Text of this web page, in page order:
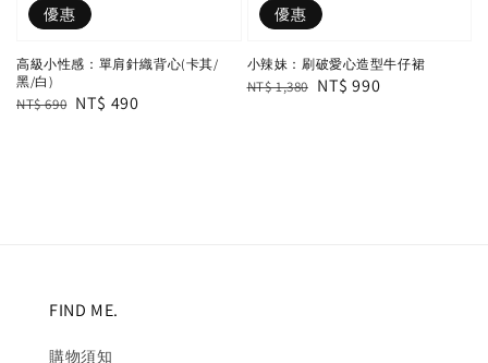
優惠
高級小性感：單肩針織背心(卡其/
黑/白)
Regular
NT$ 690 Sale
NT$ 490
優惠
小辣妹：刷破愛心造型牛仔裙
Regular
NT$ 1,380 Sale
NT$ 990
FIND ME.
購物須知